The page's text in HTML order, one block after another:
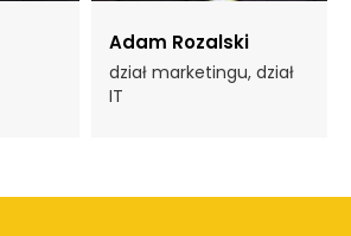
Adam Rozalski
dział marketingu, dział
IT